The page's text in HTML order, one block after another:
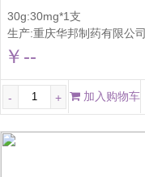
30g:30mg*1支
生产:重庆华邦制药有限公司
￥--
- + 加入购物车